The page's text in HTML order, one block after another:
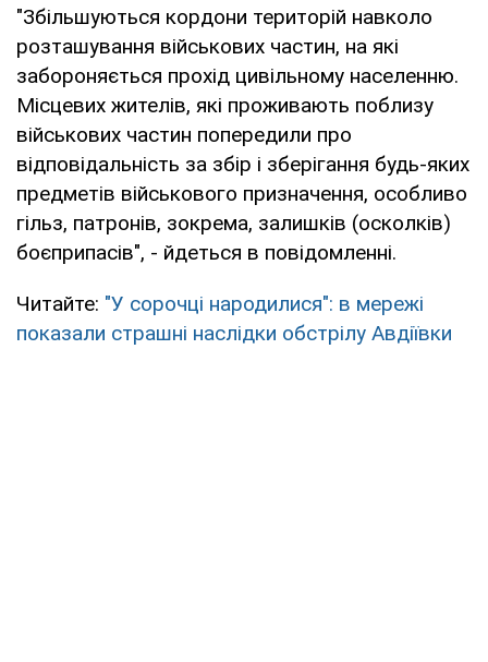
"Збільшуються кордони територій навколо
розташування військових частин, на які
забороняється прохід цивільному населенню.
Місцевих жителів, які проживають поблизу
військових частин попередили про
відповідальність за збір і зберігання будь-яких
предметів військового призначення, особливо
гільз, патронів, зокрема, залишків (осколків)
боєприпасів", - йдеться в повідомленні.
Читайте: "У сорочці народилися": в мережі
показали страшні наслідки обстрілу Авдіївки